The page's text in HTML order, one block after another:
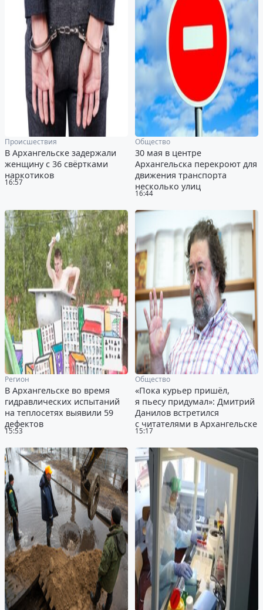
16:57
Происшествия
В Архангельске задержали
женщину с 36 свёртками
наркотиков
16:44
Общество
30 мая в центре
Архангельска перекроют для
движения транспорта
несколько улиц
15:53
Регион
В Архангельске во время
гидравлических испытаний
на теплосетях выявили 59
дефектов
15:17
Общество
«Пока курьер пришёл,
я пьесу придумал»: Дмитрий
Данилов встретился
с читателями в Архангельске